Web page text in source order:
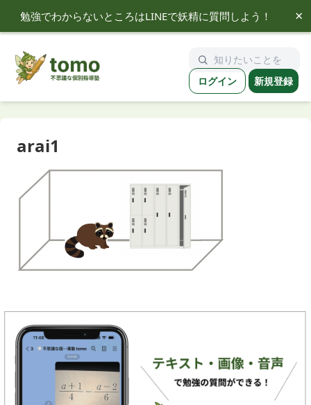
勉強でわからないところはLINEで妖精に質問しよう！ ×
tomo ログイン 新規登録
arai1